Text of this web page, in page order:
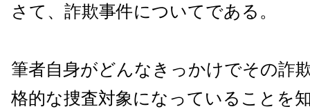
さて、詐欺事件についてである。
筆者自身がどんなきっかけでその詐
格的な捜査対象になっていることを